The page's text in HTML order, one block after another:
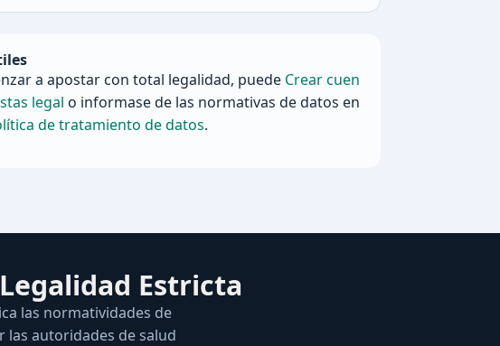
a apostar con total legalidad, puede Crear cuen
legal o informase de las normativas de datos en
de tratamiento de datos.
Estricta
las normatividades de
las autoridades de salud